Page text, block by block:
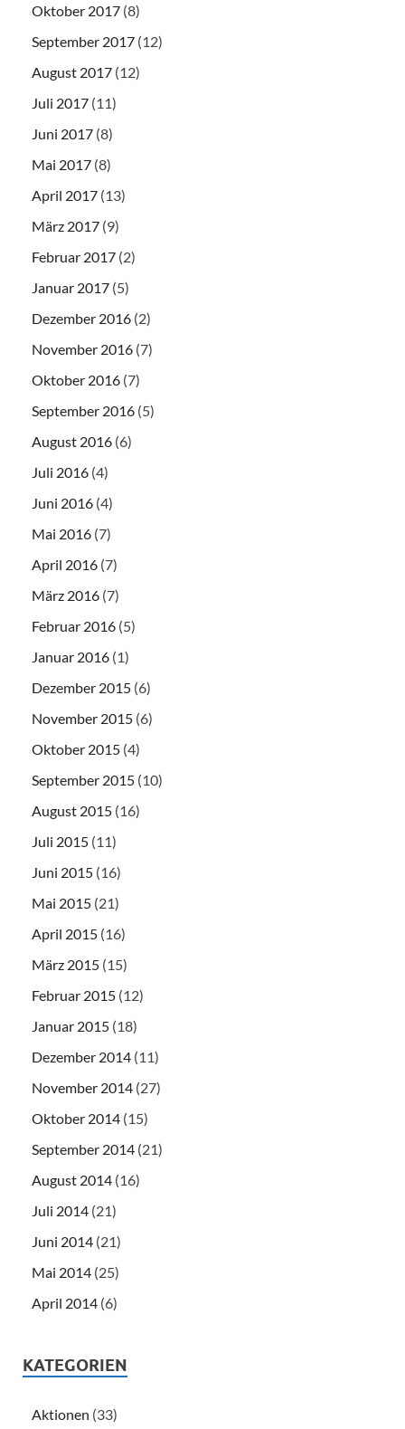
Oktober 2017 (8)
September 2017 (12)
August 2017 (12)
Juli 2017 (11)
Juni 2017 (8)
Mai 2017 (8)
April 2017 (13)
März 2017 (9)
Februar 2017 (2)
Januar 2017 (5)
Dezember 2016 (2)
November 2016 (7)
Oktober 2016 (7)
September 2016 (5)
August 2016 (6)
Juli 2016 (4)
Juni 2016 (4)
Mai 2016 (7)
April 2016 (7)
März 2016 (7)
Februar 2016 (5)
Januar 2016 (1)
Dezember 2015 (6)
November 2015 (6)
Oktober 2015 (4)
September 2015 (10)
August 2015 (16)
Juli 2015 (11)
Juni 2015 (16)
Mai 2015 (21)
April 2015 (16)
März 2015 (15)
Februar 2015 (12)
Januar 2015 (18)
Dezember 2014 (11)
November 2014 (27)
Oktober 2014 (15)
September 2014 (21)
August 2014 (16)
Juli 2014 (21)
Juni 2014 (21)
Mai 2014 (25)
April 2014 (6)
KATEGORIEN
Aktionen (33)